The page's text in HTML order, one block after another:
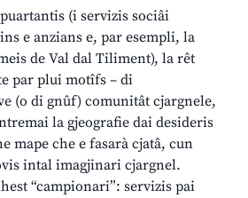
(i servizis sociâi
e anzians e, par esempli, la
de Val dal Tiliment), la rêt
par plui motîfs – di
(o di gnûf) comunitât cjargnele,
la gjeografie dai desideris
mape che e fasarà cjatâ, cun
intal imagjinari cjargnel.
“campionari”: servizis pai